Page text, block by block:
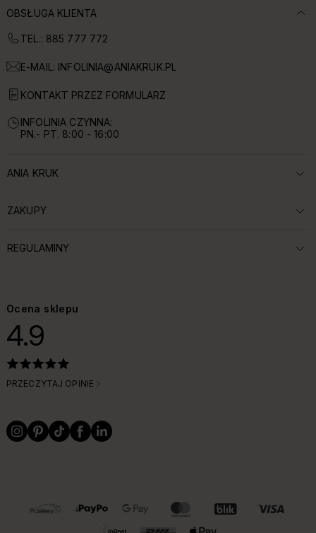
OBSŁUGA KLIENTA
TEL.: 885 777 772
E-MAIL: INFOLINIA@ANIAKRUK.PL
KONTAKT PRZEZ FORMULARZ
INFOLINIA CZYNNA:
PN.- PT. 8:00 - 16:00
ROZWIŃ SEKCJĘ:
ANIA KRUK
ROZWIŃ SEKCJĘ:
ZAKUPY
ROZWIŃ SEKCJĘ:
REGULAMINY
Ocena sklepu
4.9
PRZECZYTAJ OPINIE
OBSŁUGIWANE FORMY PŁATNOŚCI I DOSTAWY